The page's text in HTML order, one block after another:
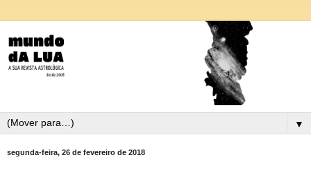
▼
segunda-feira, 26 de fevereiro de 2018